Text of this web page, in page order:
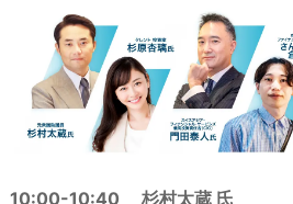
10:00-10:40 杉村太蔵 氏